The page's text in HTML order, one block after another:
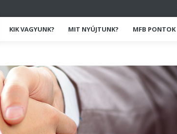
KIK VAGYUNK? MIT NYÚJTUNK? MFB PONTOK